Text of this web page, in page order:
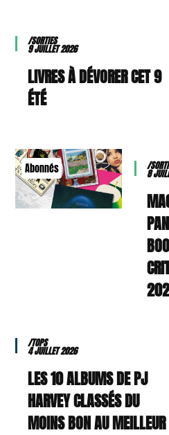
/SORTIES
9 JUILLET 2026
9 LIVRES À DÉVORER CET
ÉTÉ
Abonnés /
8
/TOPS
4 JUILLET 2026
LES 10 ALBUMS DE PJ
HARVEY CLASSÉS DU
MOINS BON AU MEILLEUR